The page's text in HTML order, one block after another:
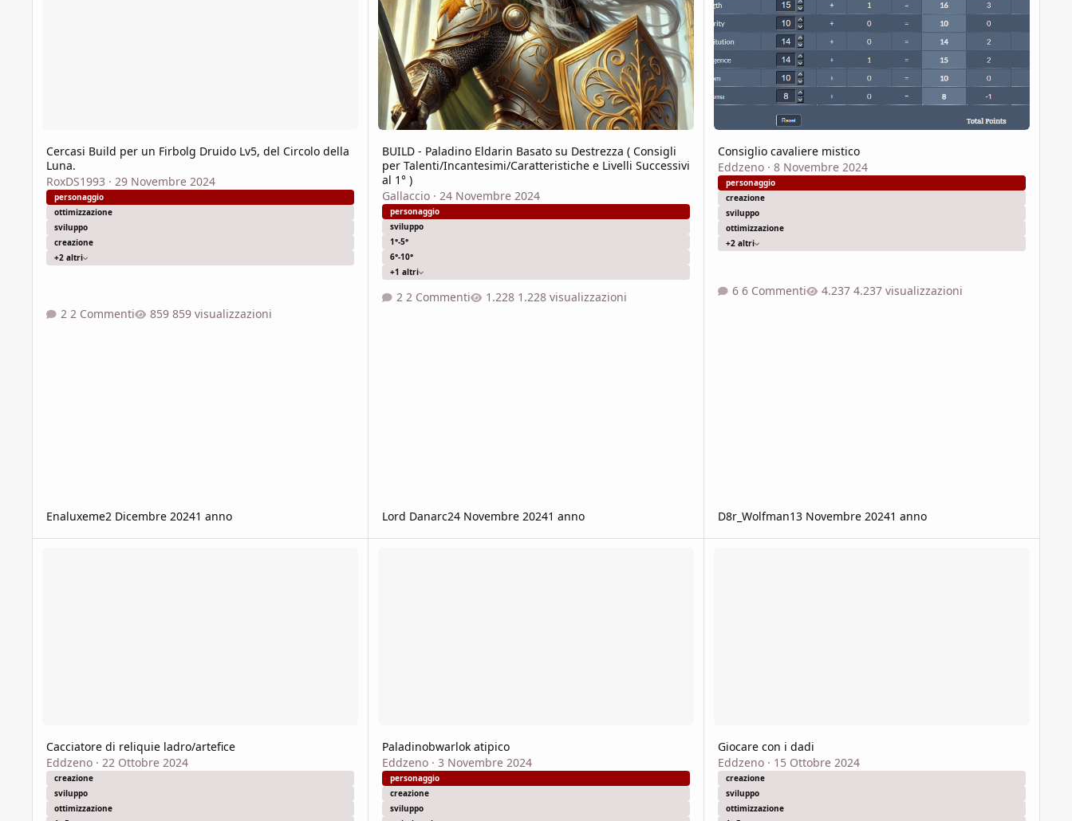
Cercasi Build per un Firbolg Druido Lv5, del Circolo della
Luna.
RoxDS1993 · 29 Novembre 2024
personaggio
ottimizzazione
sviluppo
creazione
+2 altri
2 Commenti 859 visualizzazioni
Enaluxeme2 Dicembre 20241 anno
BUILD - Paladino Eldarin Basato su Destrezza ( Consigli
per Talenti/Incantesimi/Caratteristiche e Livelli Successivi
al 1° )
Gallaccio· 24 Novembre 2024
personaggio
sviluppo
1°-5°
6°-10°
+1 altri
2 Commenti 1.228 visualizzazioni
Lord Danarc24 Novembre 20241 anno
Consiglio cavaliere mistico
Eddzeno· 8 Novembre 2024
personaggio
creazione
sviluppo
ottimizzazione
+2 altri
6 Commenti 4.237 visualizzazioni
D8r_Wolfman13 Novembre 20241 anno
Cacciatore di reliquie ladro/artefice
Eddzeno· 22 Ottobre 2024
creazione
sviluppo
ottimizzazione
Paladinobwarlok atipico
Eddzeno· 3 Novembre 2024
personaggio
creazione
sviluppo
Giocare con i dadi
Eddzeno· 15 Ottobre 2024
creazione
sviluppo
ottimizzazione